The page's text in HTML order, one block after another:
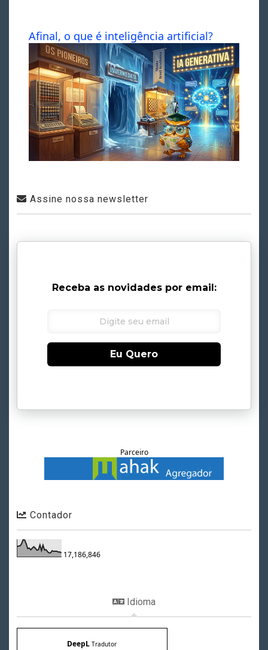
Afinal, o que é inteligência artificial?
Assine nossa newsletter
Receba as novidades por email:
Eu Quero
Parceiro
Contador
17,186,846
Idioma
DeepL Tradutor